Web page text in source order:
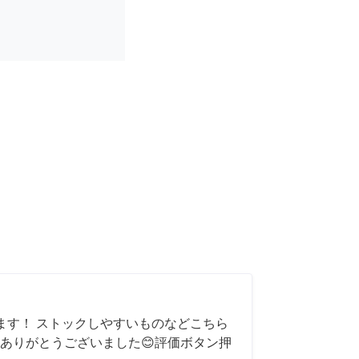
す！ ストックしやすいものなどこちら
りがとうございました😊評価ボタン押